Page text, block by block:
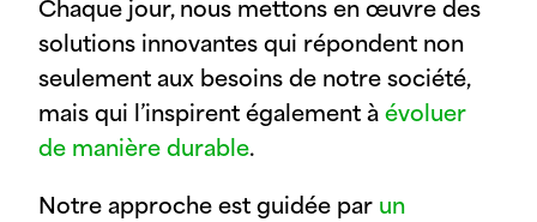
Chaque jour, nous mettons en œuvre des
solutions innovantes qui répondent non
seulement aux besoins de notre société,
mais qui l’inspirent également à évoluer
de manière durable.
Notre approche est guidée par un